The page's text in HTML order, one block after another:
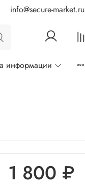
info@secure-market.ru
информации
1 800 ₽